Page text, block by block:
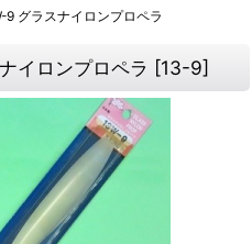
グラスナイロンプロペラ
イロンプロペラ [13-9]